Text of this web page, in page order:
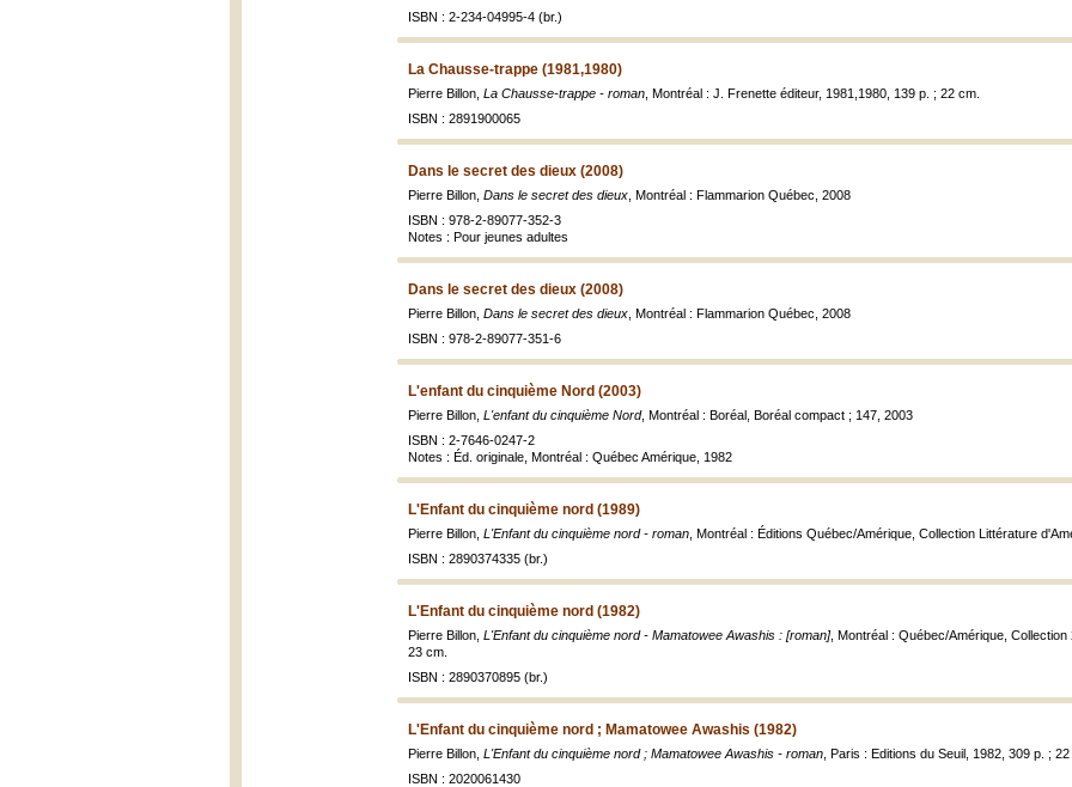
ISBN : 2-234-04995-4 (br.)
La Chausse-trappe (1981,1980)
Pierre Billon, La Chausse-trappe - roman , Montréal : J. Frenette éditeur, 1981,1980, 139 p. ; 22 cm.
ISBN : 2891900065
Dans le secret des dieux (2008)
Pierre Billon, Dans le secret des dieux , Montréal : Flammarion Québec, 2008
ISBN : 978-2-89077-352-3
Notes : Pour jeunes adultes
Dans le secret des dieux (2008)
Pierre Billon, Dans le secret des dieux , Montréal : Flammarion Québec, 2008
ISBN : 978-2-89077-351-6
L'enfant du cinquième Nord (2003)
Pierre Billon, L'enfant du cinquième Nord, Montréal : Boréal, Boréal compact ; 147, 2003
ISBN : 2-7646-0247-2
Notes : Éd. originale, Montréal : Québec Amérique, 1982
L'Enfant du cinquième nord (1989)
Pierre Billon, L'Enfant du cinquième nord - roman , Montréal : Éditions Québec/Amérique, Collection Littérature
ISBN : 2890374335 (br.)
L'Enfant du cinquième nord (1982)
Pierre Billon, L'Enfant du cinquième nord - Mamatowee Awashis : [roman], Montréal : Québec/Amérique,
23 cm.
ISBN : 2890370895 (br.)
L'Enfant du cinquième nord ; Mamatowee Awashis (1982)
Pierre Billon, L'Enfant du cinquième nord ; Mamatowee Awashis - roman , Paris : Editions du Seuil, 1982, 309 p. ;
ISBN : 2020061430